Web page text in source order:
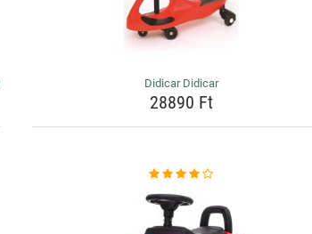
Didicar Didicar
28890 Ft